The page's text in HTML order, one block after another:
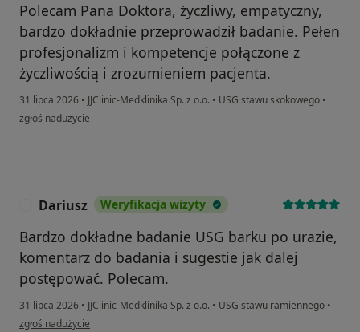
Polecam Pana Doktora, życzliwy, empatyczny,
bardzo dokładnie przeprowadził badanie. Pełen
profesjonalizm i kompetencje połączone z
życzliwością i zrozumieniem pacjenta.
31 lipca 2026 • JJClinic-Medklinika Sp. z o.o. • USG stawu skokowego •
w opinii użytkownika Jadwiga
zgłoś nadużycie
Dariusz Weryfikacja wizyty
Bardzo dokładne badanie USG barku po urazie,
komentarz do badania i sugestie jak dalej
postępować. Polecam.
31 lipca 2026 • JJClinic-Medklinika Sp. z o.o. • USG stawu ramiennego •
w opinii użytkownika Dariusz
zgłoś nadużycie